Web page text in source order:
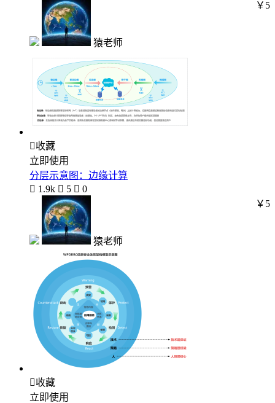
猿老师
￥5
收藏
立即使用
分层示意图：边缘计算
 1.9k  5  0
猿老师
￥5
收藏
立即使用